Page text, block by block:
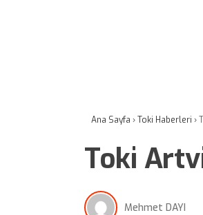
Ana Sayfa ›Toki Haberleri ›
Toki
Mehmet DAYI